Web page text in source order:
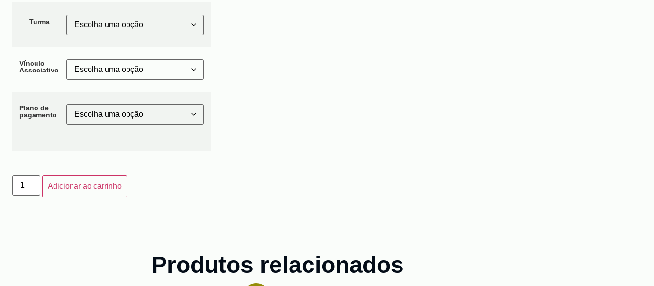
Turma
Vínculo
Associativo
Plano de
pagamento
Matrícula
Ballet
quantidade
Adicionar ao carrinho
Produtos relacionados